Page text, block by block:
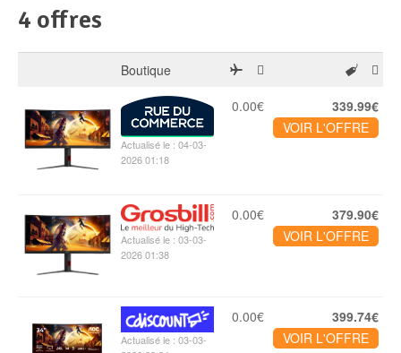
4 offres
Boutique
Actualisé le : 04-03-
2026 01:18
0.00€
339.99€
VOIR L'OFFRE
Actualisé le : 03-03-
2026 01:38
0.00€
379.90€
VOIR L'OFFRE
Actualisé le : 03-03-
0.00€
399.74€
VOIR L'OFFRE